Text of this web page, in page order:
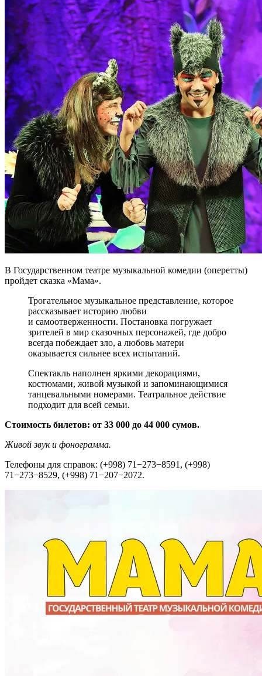
В Государственном театре музыкальной комедии (оперетты)
пройдет сказка «Мама».
Трогательное музыкальное представление, которое
рассказывает историю любви
и самоотверженности. Постановка погружает
зрителей в мир сказочных персонажей, где добро
всегда побеждает зло, а любовь матери
оказывается сильнее всех испытаний.
Спектакль наполнен яркими декорациями,
костюмами, живой музыкой и запоминающимися
танцевальными номерами. Театральное действие
подходит для всей семьи.
Стоимость билетов: от 33 000 до 44 000 сумов.
Живой звук и фонограмма.
Телефоны для справок: (+998) 71−273−8591, (+998)
71−273−8529, (+998) 71−207−2072.